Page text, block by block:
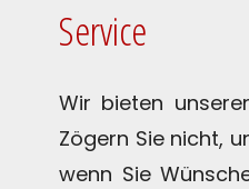
Service
Wir bieten
Zögern Sie nicht,
wenn Sie